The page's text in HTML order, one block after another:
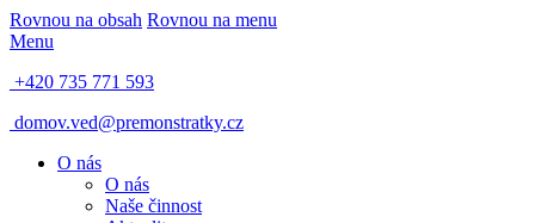
Rovnou na obsah Rovnou na menu
Menu
+420 735 771 593
domov.ved@premonstratky.cz
O nás
O nás
Naše činnost